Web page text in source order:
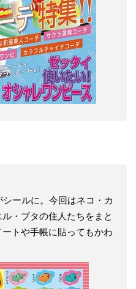
ールに。今回はネコ・カ
・ブタの住人たちをまと
トや手帳に貼ってもかわ